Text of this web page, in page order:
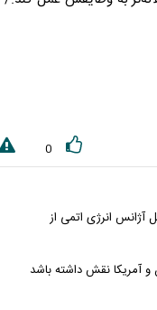
0
آژانس انرژی اتمی از
و آمریکا نقش داشته باشد